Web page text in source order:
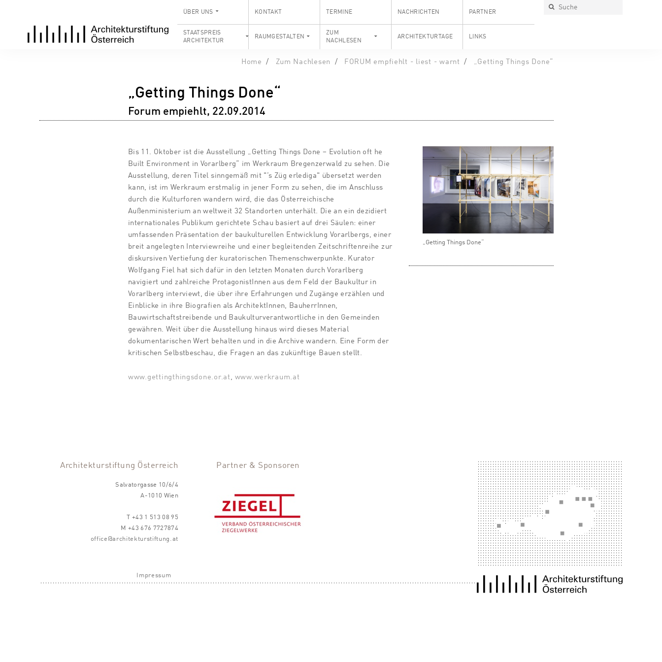
ÜBER UNS KONTAKT TERMINE NACHRICHTEN PARTNER
STAATSPREIS
ARCHITEKTUR
RAUMGESTALTEN
ZUM
NACHLESEN
ARCHITEKTURTAGE LINKS
Home Zum Nachlesen FORUM empfiehlt - liest - warnt „Getting Things Done“
„Getting Things Done“
Forum empiehlt, 22.09.2014
„Getting Things Done“
Bis 11. Oktober ist die Ausstellung „Getting Things Done – Evolution oft he
Built Environment in Vorarlberg“ im Werkraum Bregenzerwald zu sehen. Die
Ausstellung, deren Titel sinngemäß mit "’s Züg erlediga" übersetzt werden
kann, ist im Werkraum erstmalig in jener Form zu sehen, die im Anschluss
durch die Kulturforen wandern wird, die das Österreichische
Außenministerium an weltweit 32 Standorten unterhält. Die an ein dezidiert
internationales Publikum gerichtete Schau basiert auf drei Säulen: einer
umfassenden Präsentation der baukulturellen Entwicklung Vorarlbergs, einer
breit angelegten Interviewreihe und einer begleitenden Zeitschriftenreihe zur
diskursiven Vertiefung der kuratorischen Themenschwerpunkte. Kurator
Wolfgang Fiel hat sich dafür in den letzten Monaten durch Vorarlberg
navigiert und zahlreiche ProtagonistInnen aus dem Feld der Baukultur in
Vorarlberg interviewt, die über ihre Erfahrungen und Zugänge erzählen und
Einblicke in ihre Biografien als ArchitektInnen, BauherrInnen,
Bauwirtschaftstreibende und Baukulturverantwortliche in den Gemeinden
gewähren. Weit über die Ausstellung hinaus wird dieses Material
dokumentarischen Wert behalten und in die Archive wandern. Eine Form der
kritischen Selbstbeschau, die Fragen an das zukünftige Bauen stellt.
www.gettingthingsdone.or.at www.werkraum.at
Architekturstiftung Österreich
Salvatorgasse 10/6/4
A-1010 Wien
T +43 1 513 08 95
M +43 676 7727874
office@architekturstiftung.at
Partner & Sponsoren
Impressum